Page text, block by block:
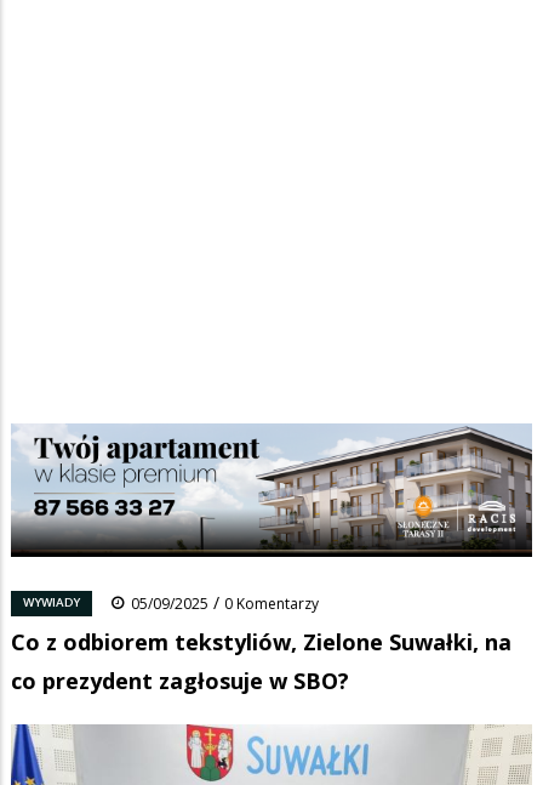
Ścieżka
nawigacyjna
Strona główna/Wiadomości/Wywiady
/
Co z odbiorem tekstyliów, Zielone Suwałki, na co prezydent zagłosuje
w SBO?
FacebookPinterestTumblr
0 Reddit Share
WYWIADY 05/09/2025 / 0 Komentarzy
Co z odbiorem tekstyliów, Zielone Suwałki, na
co prezydent zagłosuje w SBO?